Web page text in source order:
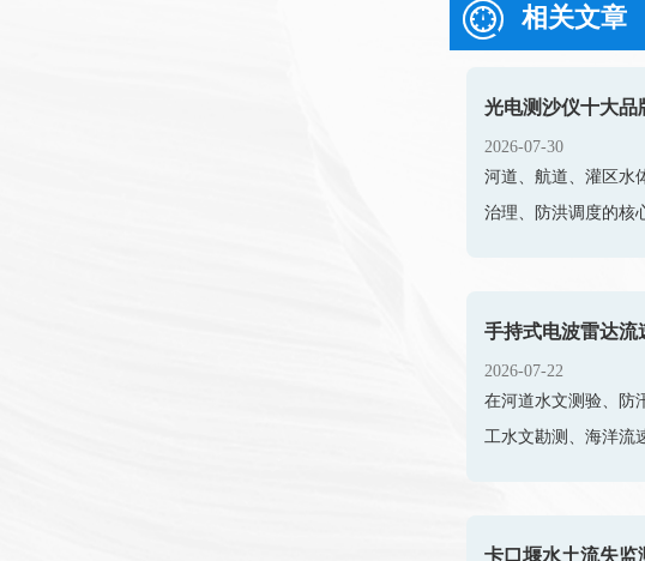
相关文章
2026-07-30
河道、航道、灌区水
治理、防洪调度的核
2026-07-22
在河道水文测验、防
工水文勘测、海洋流